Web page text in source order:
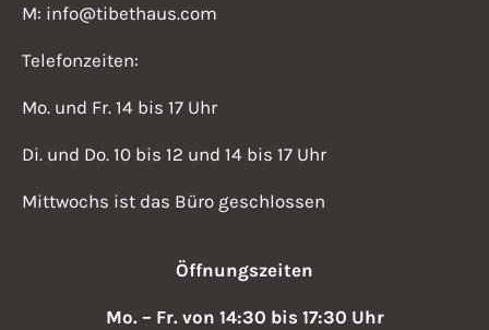
M: info@tibethaus.com
Telefonzeiten:
Mo. und Fr. 14 bis 17 Uhr
Di. und Do. 10 bis 12 und 14 bis 17 Uhr
Mittwochs ist das Büro geschlossen
Öffnungszeiten
Mo. – Fr. von 14:30 bis 17:30 Uhr